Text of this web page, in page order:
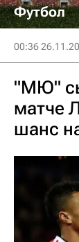
Футбол
00:36
"МЮ"
матче
шанс